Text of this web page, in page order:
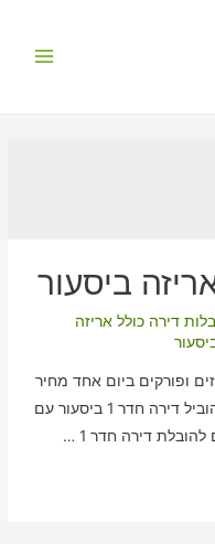
ביסעור
דירה כולל אריזה
ופורקים ביום אחד מחיר
הובלה ואריזה דירה ביסעור כמה עולה להוביל דירה חדר 1 ביסעור עם
דירה חדר 1 …